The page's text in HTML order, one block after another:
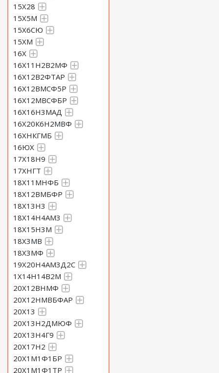
15Х28
15Х5М
15Х6СЮ
15ХМ
16Х
16Х11Н2В2МФ
16Х12В2ФТАР
16Х12ВМСФ5Р
16Х12МВСФБР
16Х16Н3МАД
16Х20К6Н2МВФ
16ХНКГМБ
16ЮХ
17Х18Н9
17ХНГТ
18Х11МНФБ
18Х12ВМБФР
18Х13Н3
18Х14Н4АМ3
18Х15Н3М
18Х3МВ
18Х3МФ
19Х20Н4АМ3Д2С
1Х14Н14В2М
20Х12ВНМФ
20Х12НМВБФАР
20Х13
20Х13Н2ДМЮФ
20Х13Н4Г9
20Х17Н2
20Х1М1Ф1БР
20Х1М1Ф1ТР